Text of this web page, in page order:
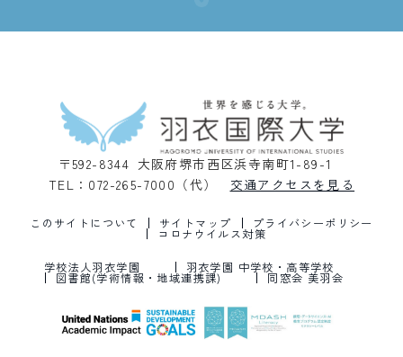
〒592-8344 大阪府堺市西区浜寺南町1-89-1
TEL：072-265-7000（代）
交通アクセスを見る
このサイトについて サイトマップ プライバシーポリシー
コロナウイルス対策
学校法人羽衣学園 羽衣学園 中学校・高等学校
図書館(学術情報・地域連携課) 同窓会 美羽会